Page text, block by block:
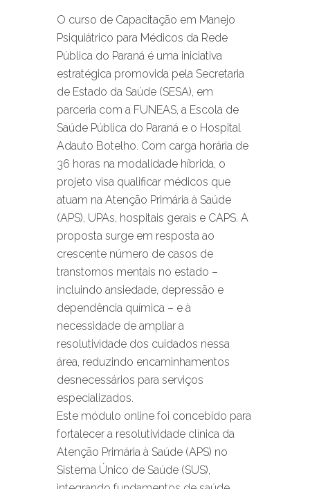
O curso de Capacitação em Manejo
Psiquiátrico para Médicos da Rede
Pública do Paraná é uma iniciativa
estratégica promovida pela Secretaria
de Estado da Saúde (SESA), em
parceria com a FUNEAS, a Escola de
Saúde Pública do Paraná e o Hospital
Adauto Botelho. Com carga horária de
36 horas na modalidade híbrida, o
projeto visa qualificar médicos que
atuam na Atenção Primária à Saúde
(APS), UPAs, hospitais gerais e CAPS. A
proposta surge em resposta ao
crescente número de casos de
transtornos mentais no estado –
incluindo ansiedade, depressão e
dependência química – e à
necessidade de ampliar a
resolutividade dos cuidados nessa
área, reduzindo encaminhamentos
desnecessários para serviços
especializados.
Este módulo online foi concebido para
fortalecer a resolutividade clínica da
Atenção Primária à Saúde (APS) no
Sistema Único de Saúde (SUS),